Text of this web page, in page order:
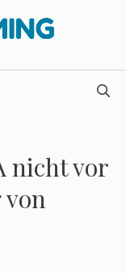
nicht vor